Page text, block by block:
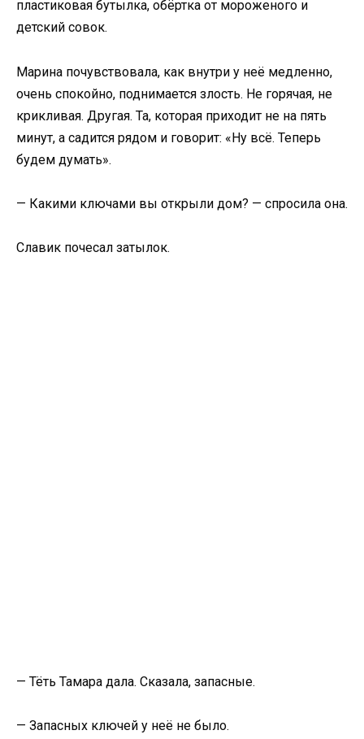
пластиковая бутылка, обёртка от мороженого и
детский совок.
Марина почувствовала, как внутри у неё медленно,
очень спокойно, поднимается злость. Не горячая, не
крикливая. Другая. Та, которая приходит не на пять
минут, а садится рядом и говорит: «Ну всё. Теперь
будем думать».
— Какими ключами вы открыли дом? — спросила она.
Славик почесал затылок.
— Тёть Тамара дала. Сказала, запасные.
— Запасных ключей у неё не было.